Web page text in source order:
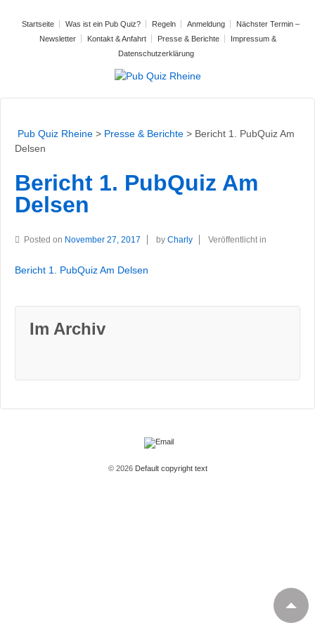
Startseite Was ist ein Pub Quiz? Regeln Anmeldung
Nächster Termin –
Newsletter
Kontakt & Anfahrt Presse & Berichte
Impressum &
Datenschutzerklärung
Pub Quiz Rheine > Presse & Berichte > Bericht 1. PubQuiz Am
Delsen
Bericht 1. PubQuiz Am
Delsen
Posted on November 27, 2017 by Charly Veröffentlicht in
Bericht 1. PubQuiz Am Delsen
Im Archiv
© 2026Default copyright text